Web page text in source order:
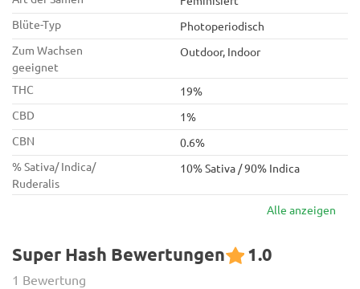
Blüte-Typ
Photoperiodisch
Zum Wachsen
geeignet
Outdoor, Indoor
THC
19%
CBD
1%
CBN
0.6%
% Sativa/ Indica/
Ruderalis
10% Sativa / 90% Indica
Alle anzeigen
Super Hash Bewertungen 1.0
1 Bewertung